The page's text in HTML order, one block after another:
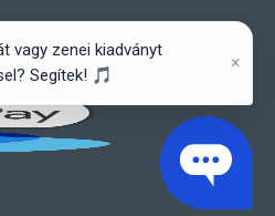
vagy zenei kiadványt
Segítek! 🎵
×